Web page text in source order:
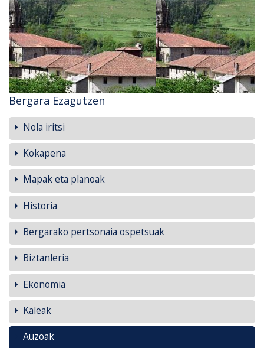
Bergara Ezagutzen
Nola iritsi
Kokapena
Mapak eta planoak
Historia
Bergarako pertsonaia ospetsuak
Biztanleria
Ekonomia
Kaleak
Auzoak